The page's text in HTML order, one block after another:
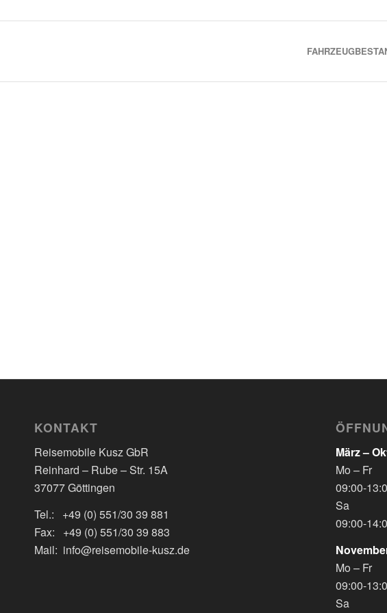
KONTAKT
Reisemobile Kusz GbR
Reinhard – Rube – Str. 15A
37077 Göttingen
Tel.: +49 (0) 551/30 39 881
Fax: +49 (0) 551/30 39 883
Mail: info@reisemobile-kusz.de
März –
Mo – Fr
09:00-
Sa
09:00-
Mo – Fr
09:00-
Sa